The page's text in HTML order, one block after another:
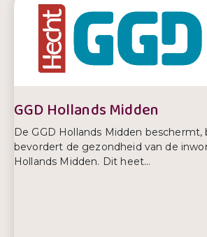
E-mailadres:
info@estherlactatiekundige.nl
Telefoonnummer:
06 213 549 62
GGD Hollands Midden
De GGD Hollands Midden beschermt,
bevordert de gezondheid van de
Hollands Midden. Dit heet...